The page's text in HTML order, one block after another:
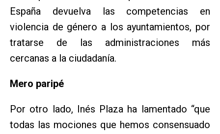
España devuelva las competencias en
violencia de género a los ayuntamientos, por
tratarse de las administraciones más
cercanas a la ciudadanía.
Mero paripé
Por otro lado, Inés Plaza ha lamentado “que
todas las mociones que hemos consensuado